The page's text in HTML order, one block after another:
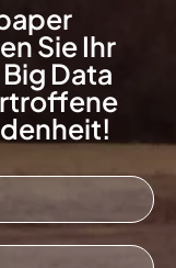
Sie Ihr
Data